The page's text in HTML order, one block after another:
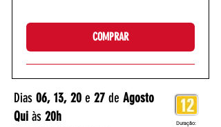
COMPRAR
Dias 06, 13, 20 e 27 de Agosto
Qui às 20h
Duração: